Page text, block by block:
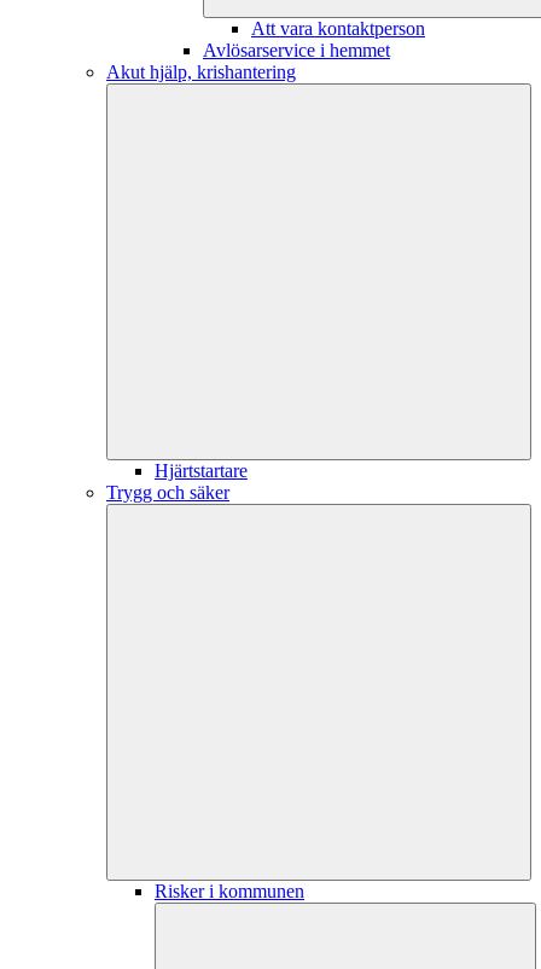
Att vara kontaktperson
Avlösarservice i hemmet
Akut hjälp, krishantering
Hjärtstartare
Trygg och säker
Risker i kommunen